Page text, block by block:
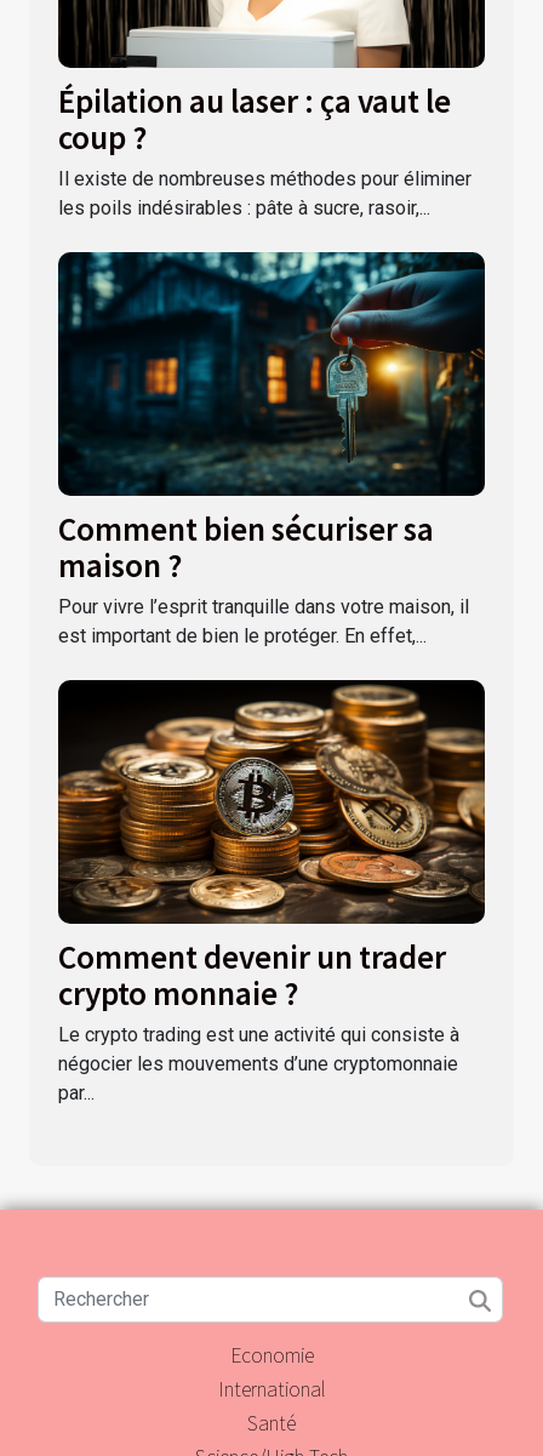
Épilation au laser : ça vaut le
coup ?
Il existe de nombreuses méthodes pour éliminer
les poils indésirables : pâte à sucre, rasoir,...
Comment bien sécuriser sa
maison ?
Pour vivre l’esprit tranquille dans votre maison, il
est important de bien le protéger. En effet,...
Comment devenir un trader
crypto monnaie ?
Le crypto trading est une activité qui consiste à
négocier les mouvements d’une cryptomonnaie
par...
Economie
International
Santé